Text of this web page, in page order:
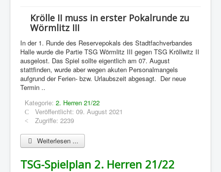
Krölle II muss in erster Pokalrunde zu
Wörmlitz III
In der 1. Runde des Reservepokals des Stadtfachverbandes
Halle wurde die Partie TSG Wörmlitz III gegen TSG Kröllwitz II
ausgelost. Das Spiel sollte eigentlich am 07. August
stattfinden, wurde aber wegen akuten Personalmangels
aufgrund der Ferien- bzw. Urlaubszeit abgesagt. Der neue
Termin ..
Kategorie: 2. Herren 21/22
Veröffentlicht: 09. August 2021
Zugriffe: 2239
Weiterlesen ...
TSG-Spielplan 2. Herren 21/22